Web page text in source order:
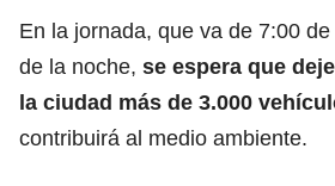
En la jornada, que va de 7:00
de la noche, se espera que
la ciudad más de 3.000
contribuirá al medio ambiente.